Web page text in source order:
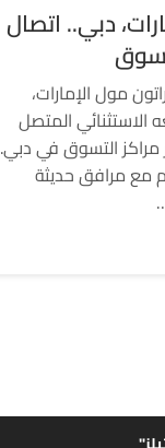
دبي.. اتصال
مول الإمارات،
المتصل
مراكز التسوق في دبي.
مرافق حديثة